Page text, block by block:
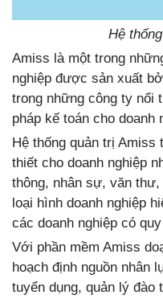
Hệ
Amiss là một trong
nghiệp được sản xuất
trong những công ty nổi
pháp kế toán cho doanh
Hệ thống quản trị
thiết cho doanh nghiệp
thông, nhân sự, văn
loại hình doanh nghiệp
các doanh nghiệp có
Với phần mềm Amiss
hoạch định nguồn nhân
tuyển dụng, quản lý đào